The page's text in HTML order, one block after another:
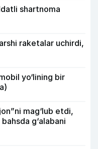
shartnoma
raketalar uchirdi,
yo‘lining bir
mag‘lub etdi,
g‘alabani